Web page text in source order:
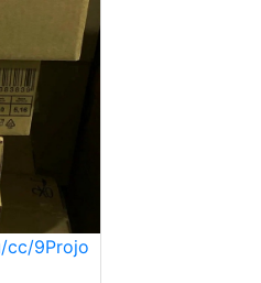
cc/9Projo